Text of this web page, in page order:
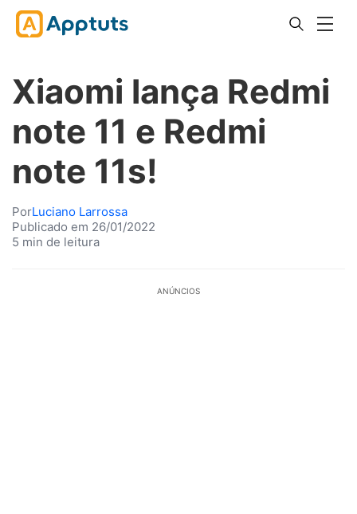
Xiaomi lança Redmi
note 11 e Redmi
note 11s!
PorLuciano Larrossa
Publicado em 26/01/2022
5 min de leitura
ANÚNCIOS